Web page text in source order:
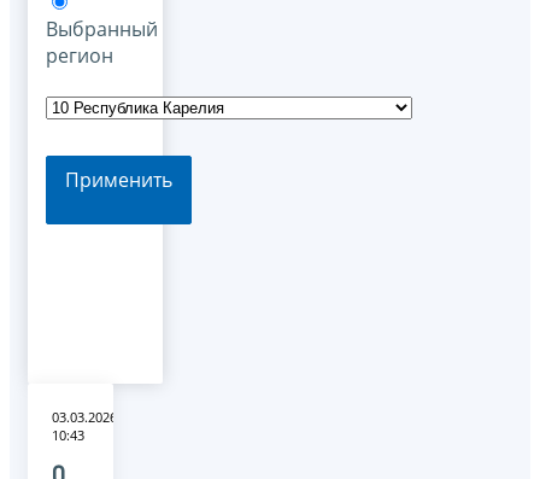
Выбранный
регион
Применить
03.03.2026
10:43